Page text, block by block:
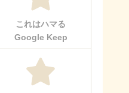
これはハマる
Google Keep